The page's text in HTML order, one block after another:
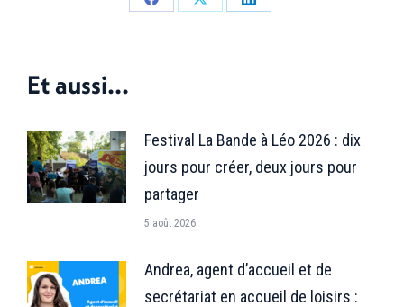
PartagerPartagerPartager
Et aussi...
Festival La Bande à Léo 2026 : dix
jours pour créer, deux jours pour
partager
5 août 2026
Andrea, agent d’accueil et de
secrétariat en accueil de loisirs :